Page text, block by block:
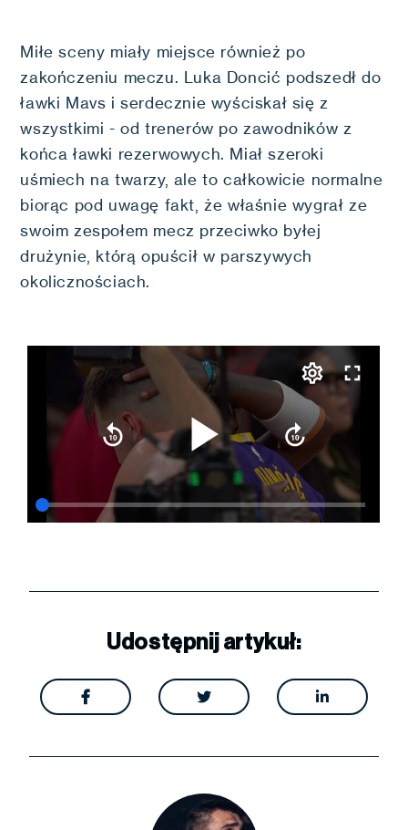
Miłe sceny miały miejsce również po
zakończeniu meczu. Luka Doncić podszedł do
ławki Mavs i serdecznie wyściskał się z
wszystkimi - od trenerów po zawodników z
końca ławki rezerwowych. Miał szeroki
uśmiech na twarzy, ale to całkowicie normalne
biorąc pod uwagę fakt, że właśnie wygrał ze
swoim zespołem mecz przeciwko byłej
drużynie, którą opuścił w parszywych
okolicznościach.
Udostępnij artykuł:
  